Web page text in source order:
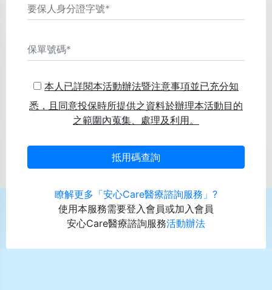
本人已詳閱本活動辦法暨注意事項並已充分知
悉，且同意投保時所提供之資料於辦理本活動目的
之範圍內蒐集、處理及利用。
瞭解更多「安心Care醫療諮詢服務」?
使用本服務需要登入會員或加入會員
安心Care醫療諮詢服務活動辦法